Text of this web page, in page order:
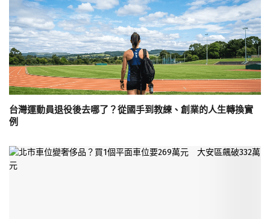
台灣運動員退役後去哪了？從國手到教練、創業的人生轉換實
例